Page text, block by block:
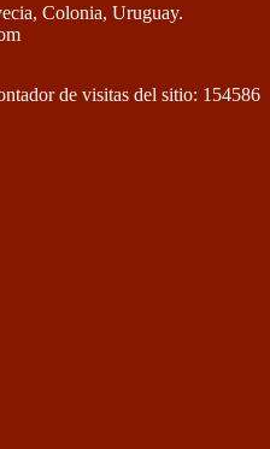
Colonia, Uruguay.
de visitas del sitio: 154586